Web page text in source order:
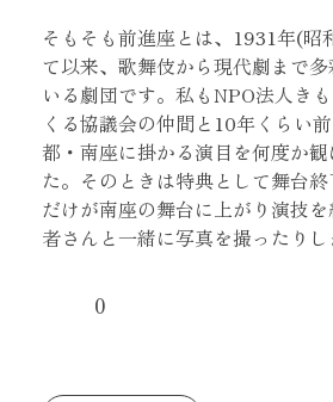
そもそも前進座とは、1931年(昭
て以来、歌舞伎から現代劇まで
いる劇団です。私もNPO法人き
くる協議会の仲間と10年くらい
都・南座に掛かる演目を何度か
た。そのときは特典として舞台
だけが南座の舞台に上がり演技
者さんと一緒に写真を撮ったりし
0